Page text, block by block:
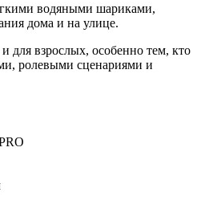
водяными шариками,
дома и на улице.
для взрослых, особенно тем, кто
ролевыми сценариями и